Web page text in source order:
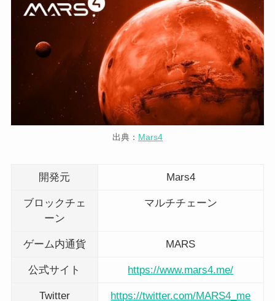
出典： Mars4
開発元 Mars4
ブロックチェ
ーン
マルチチェーン
ゲーム内通貨 MARS
公式サイト https://www.mars4.me/
Twitter https://twitter.com/MARS4_me